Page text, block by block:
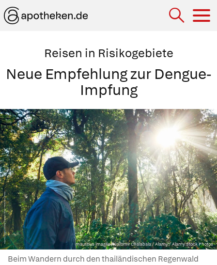
Reisen in Risikogebiete
Neue Empfehlung zur Dengue-
Impfung
mauritius images / Jaromír Chalabala / Alamy / Alamy Stock Photos
Beim Wandern durch den thailändischen Regenwald